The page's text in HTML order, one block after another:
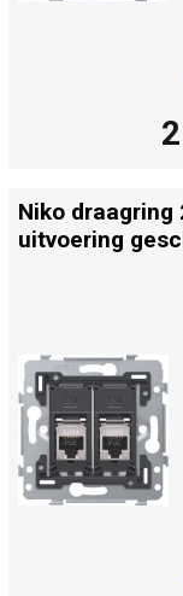
Niko draagring
uitvoering